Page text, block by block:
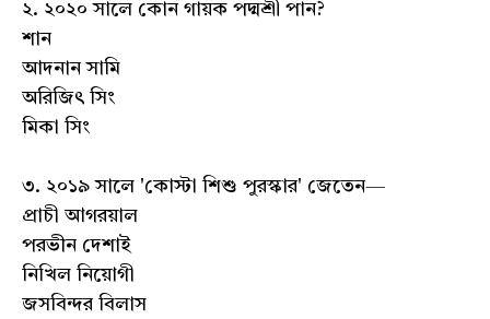
২. ২০২০ সালে কোন গায়ক পদ্মশ্রী পান?
শান
আদনান সামি
অরিজিৎ সিং
মিকা সিং
৩. ২০১৯ সালে 'কোস্টা শিশু পুরস্কার' জেতেন—
প্রাচী আগরয়াল
পরভীন দেশাই
নিখিল নিয়োগী
জসবিন্দর বিলাস